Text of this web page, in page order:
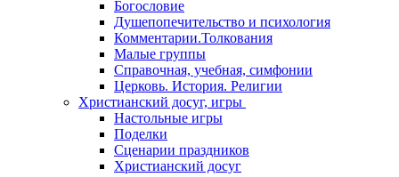
Богословие
Душепопечительство и психология
Комментарии.Толкования
Малые группы
Справочная, учебная, симфонии
Церковь. История. Религии
Христианский досуг, игры
Настольные игры
Поделки
Сценарии праздников
Христианский досуг